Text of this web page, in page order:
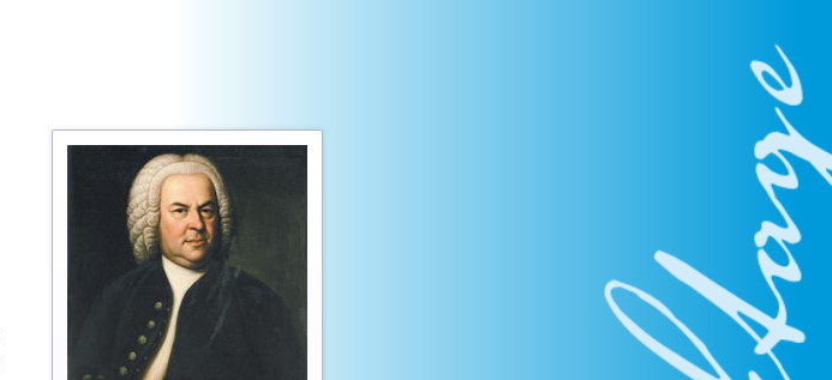
40. Lauterbacher Pfingstmusiktage
39. Lauterbacher Pfingstmusiktage
38. Lauterbacher Pfingstmusiktage